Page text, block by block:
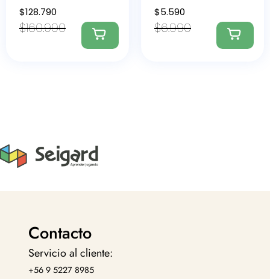
$160.990
$128.790
$6.990
$5.590
Contacto
Servicio al cliente:
+56 9 5227 8985